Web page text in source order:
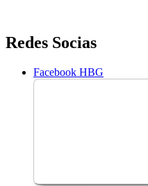
Saltar
para
conteúdo
Redes Socias
Facebook HBG